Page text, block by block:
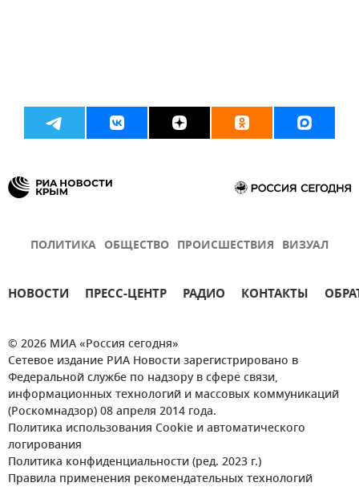
ПОЛИТИКА ОБЩЕСТВО ПРОИСШЕСТВИЯ ВИЗУАЛ
НОВОСТИ ПРЕСС-ЦЕНТР РАДИО КОНТАКТЫ
© 2026 МИА «Россия сегодня»
Сетевое издание РИА Новости зарегистрировано в
Федеральной службе по надзору в сфере связи,
информационных технологий и массовых коммуникаций
(Роскомнадзор) 08 апреля 2014 года.
Политика использования Cookie и автоматического
логирования
Политика конфиденциальности (ред. 2023 г.)
Правила применения рекомендательных технологий